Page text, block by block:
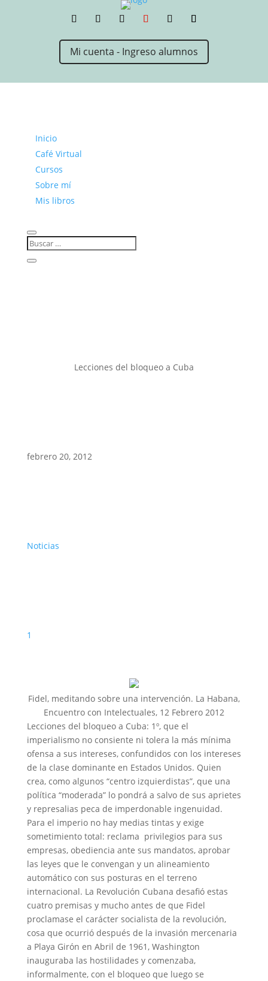
Mi cuenta - Ingreso alumnos
Inicio
Café Virtual
Cursos
Sobre mí
Mis libros
Lecciones del bloqueo a Cuba
febrero 20, 2012
Noticias
1
Fidel, meditando sobre una intervención. La Habana,
Encuentro con Intelectuales, 12 Febrero 2012
Lecciones del bloqueo a Cuba: 1º, que el
imperialismo no consiente ni tolera la más mínima
ofensa a sus intereses, confundidos con los intereses
de la clase dominante en Estados Unidos. Quien
crea, como algunos “centro izquierdistas”, que una
política “moderada” lo pondrá a salvo de sus aprietes
y represalias peca de imperdonable ingenuidad.
Para el imperio no hay medias tintas y exige
sometimiento total: reclama privilegios para sus
empresas, obediencia ante sus mandatos, aprobar
las leyes que le convengan y un alineamiento
automático con sus posturas en el terreno
internacional. La Revolución Cubana desafió estas
cuatro premisas y mucho antes de que Fidel
proclamase el carácter socialista de la revolución,
cosa que ocurrió después de la invasión mercenaria
a Playa Girón en Abril de 1961, Washington
inauguraba las hostilidades y comenzaba,
informalmente, con el bloqueo que luego se